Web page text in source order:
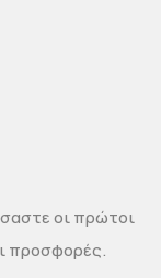
οι πρώτοι
προσφορές.